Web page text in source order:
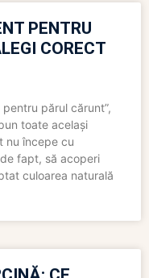
PENTRU
CORECT
părul cărunt”,
toate același
nu începe cu
fapt, să acoperi
culoarea naturală